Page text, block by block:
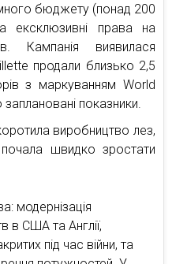
бюджету (понад 200
ексклюзивні права на
Кампанія виявилася
продали близько 2,5
з маркуванням World
показники.
виробництво лез,
швидко зростати
модернізація
в США та Англії,
під час війни, та